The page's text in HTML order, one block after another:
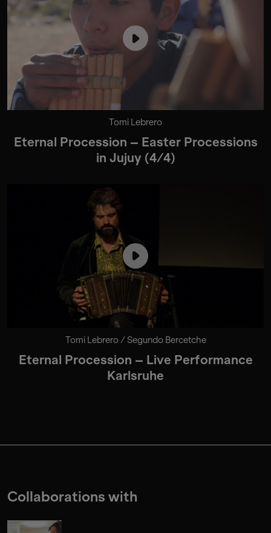
Tomi Lebrero
Eternal Procession – Easter Processions
in Jujuy (4/4)
Tomi Lebrero / Segundo Bercetche
Eternal Procession – Live Performance
Karlsruhe
Collaborations with